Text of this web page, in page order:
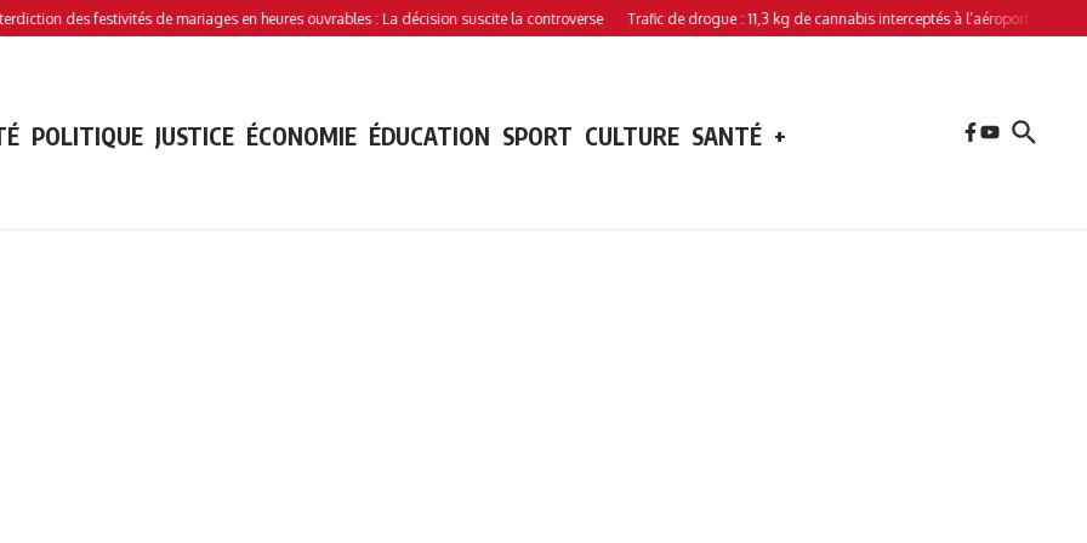
des festivités de mariages en heures ouvrables : La décision suscite la controverse Trafic de drogue : 11,3 kg de cannabis interceptés à l’aéroport de Hahaya
POLITIQUE JUSTICE ÉCONOMIE ÉDUCATION SPORT CULTURE SANTÉ +